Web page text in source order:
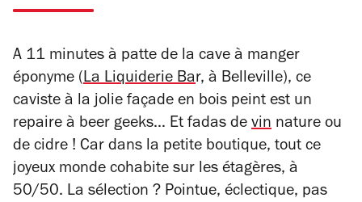
A 11 minutes à patte de la cave à manger
éponyme (La Liquiderie Bar, à Belleville), ce
caviste à la jolie façade en bois peint est un
repaire à beer geeks… Et fadas de vin nature ou
de cidre ! Car dans la petite boutique, tout ce
joyeux monde cohabite sur les étagères, à
50/50. La sélection ? Pointue, éclectique, pas